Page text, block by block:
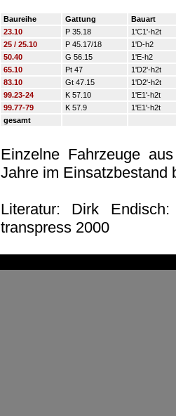
Baureihe Gattung
Bauart
23.10
P 35.18
1'C1'-h2t
25 / 25.10
P 45.17/18
1'D-h2
50.40
G 56.15
1'E-h2
65.10
Pt 47
1'D2'-h2t
83.10
Gt 47.15
1'D2'-h2t
99.23-24
K 57.10
1'E1'-h2t
99.77-79
K 57.9
1'E1'-h2t
gesamt
Einzelne Fahrzeuge
Jahre im Einsatzbestand
Literatur: Dirk
transpress 2000